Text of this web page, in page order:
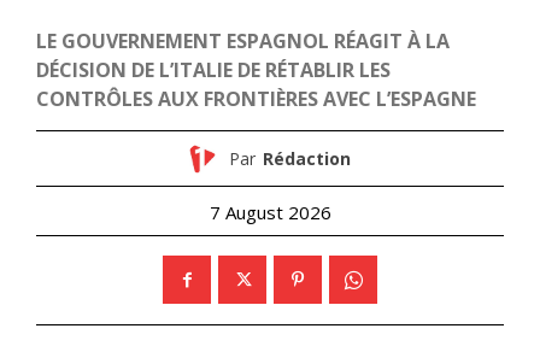
S'ABONNER MAINTENANT
Insight Publications
Formules d’abonnement